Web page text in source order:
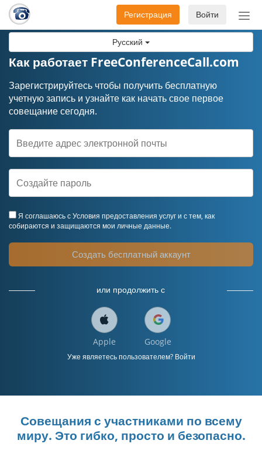
Русский
Войти
Регистрация
Как работает FreeConferenceCall.com
Зарегистрируйтесь чтобы получить бесплатную
учетную запись и узнайте как начать свое первое
совещание сегодня.
Я соглашаюсь сУсловия предоставления услуги с тем, как
собираются и защищаются мои личные данные.
Создать бесплатный аккаунт
или продолжить с
Apple Google
Уже являетесь пользователем? Войти
Совещания с участниками по всему
миру. Это гибко, просто и безопасно.